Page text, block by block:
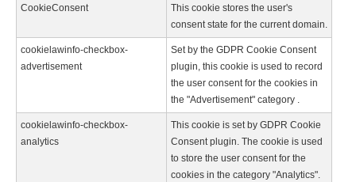
CookieConsent
This cookie stores the user's
consent state for the current domain.
cookielawinfo-checkbox-
advertisement
Set by the GDPR Cookie Consent
plugin, this cookie is used to record
the user consent for the cookies in
the "Advertisement" category .
cookielawinfo-checkbox-
analytics
This cookie is set by GDPR Cookie
Consent plugin. The cookie is used
to store the user consent for the
cookies in the category "Analytics".